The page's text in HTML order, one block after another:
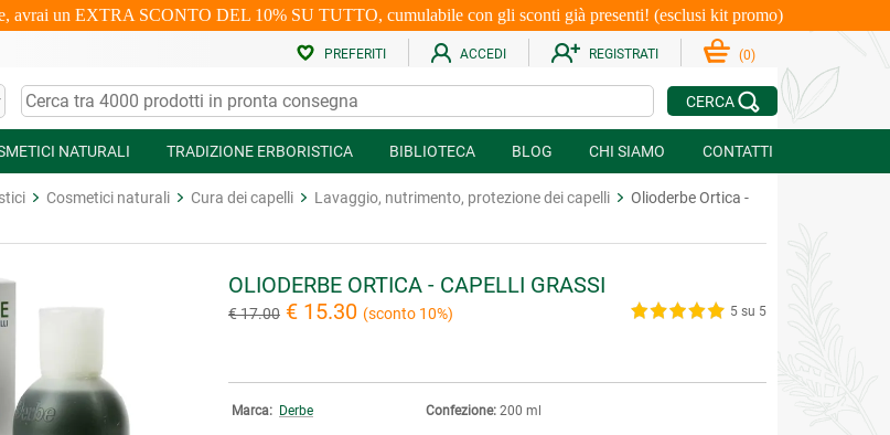
avrai un EXTRA SCONTO DEL 10% SU TUTTO, cumulabile con gli sconti già presenti! (esclusi kit promo)
PREFERITI ACCEDI REGISTRATI (0)
CERCA
NATURALI TRADIZIONE ERBORISTICA BIBLIOTECA BLOG CHI SIAMO CONTATTI
Cosmetici naturali Cura dei capelli Lavaggio, nutrimento, protezione dei capelli
Olioderbe Ortica -
OLIODERBE ORTICA - CAPELLI GRASSI
€ 17.00 € 15.30 (sconto 10%) 5 su 5
Marca: Derbe Confezione: 200 ml